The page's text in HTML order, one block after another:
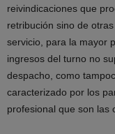
reivindicaciones que
retribución sino de
servicio, para la mayor
ingresos del turno no
despacho, como
caracterizado por los
profesional que son las